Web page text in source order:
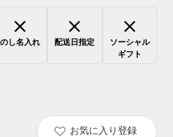
のし名入れ 配送日指定
ソーシャル
ギフト
お気に入り登録